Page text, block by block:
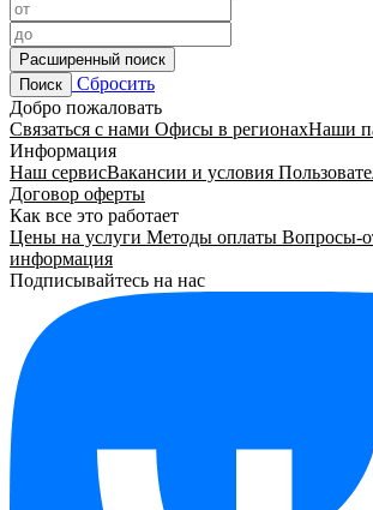
Расширенный поиск
Поиск
Сбросить
Добро пожаловать
Связаться с нами Офисы в регионахНаши
Информация
Наш сервисВакансии и условия
Договор оферты
Как все это работает
Цены на услуги Методы оплаты Вопросы-
информация
Подписывайтесь на нас